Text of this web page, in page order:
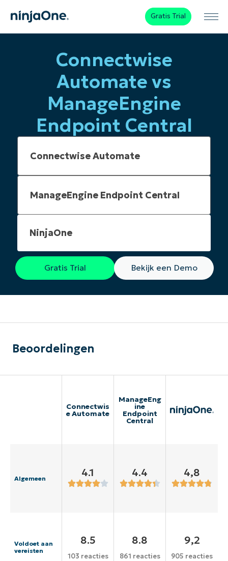
Gratis Trial
Connectwise
Automate vs
ManageEngine
Endpoint Central
NinjaOne
Gratis Trial Bekijk een Demo
Beoordelingen
Connectwis
e Automate
ManageEng
ine
Endpoint
Central
Algemeen 4.1 4.4 4,8
Voldoet aan
vereisten
8.5
103 reacties
8.8
861 reacties
9,2
905 reacties